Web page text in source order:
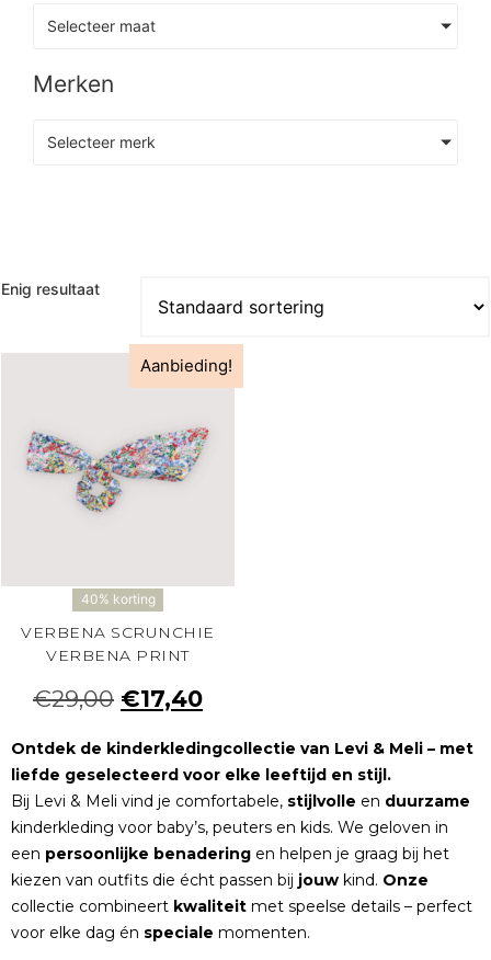
Selecteer maat
Merken
Selecteer merk
Enig resultaat
Aanbieding!
40% korting
VERBENA SCRUNCHIE
VERBENA PRINT
€29,00 €17,40
Ontdek de kinderkledingcollectie van Levi & Meli – met
liefde geselecteerd voor elke leeftijd en stijl.
Bij Levi & Meli vind je comfortabele, stijlvolle en duurzame
kinderkleding voor baby’s, peuters en kids. We geloven in
een persoonlijke benadering en helpen je graag bij het
kiezen van outfits die écht passen bij jouw kind. Onze
collectie combineert kwaliteit met speelse details – perfect
voor elke dag én speciale momenten.